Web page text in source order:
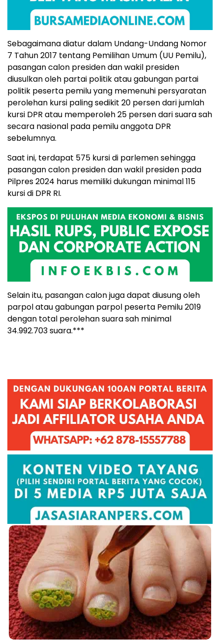
Sebagaimana diatur dalam Undang-Undang Nomor
7 Tahun 2017 tentang Pemilihan Umum (UU Pemilu),
pasangan calon presiden dan wakil presiden
diusulkan oleh partai politik atau gabungan partai
politik peserta pemilu yang memenuhi persyaratan
perolehan kursi paling sedikit 20 persen dari jumlah
kursi DPR atau memperoleh 25 persen dari suara sah
secara nasional pada pemilu anggota DPR
sebelumnya.
Saat ini, terdapat 575 kursi di parlemen sehingga
pasangan calon presiden dan wakil presiden pada
Pilpres 2024 harus memiliki dukungan minimal 115
kursi di DPR RI.
Selain itu, pasangan calon juga dapat diusung oleh
parpol atau gabungan parpol peserta Pemilu 2019
dengan total perolehan suara sah minimal
34.992.703 suara.***